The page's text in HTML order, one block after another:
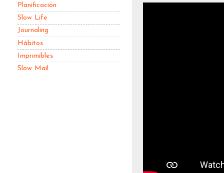
Planificación
Slow Life
Journaling
Hábitos
Imprimibles
Slow Mail